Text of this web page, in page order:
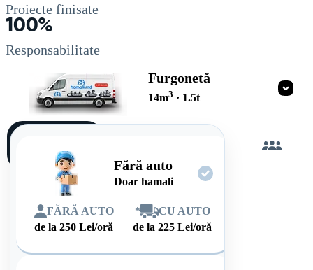
Proiecte finisate
100%
Responsabilitate
Furgonetă
14m3 · 1.5t
Fără auto
Doar hamali
FĂRĂ AUTO
de la250 Lei/oră
*
CU AUTO
de la225 Lei/oră
singur